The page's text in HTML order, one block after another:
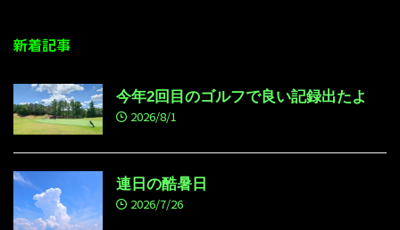
新着記事
今年2回目のゴルフで良い記録出たよ
2026/8/1
連日の酷暑日
2026/7/26